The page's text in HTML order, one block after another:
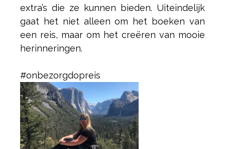
extra’s die ze kunnen bieden. Uiteindelijk
gaat het niet alleen om het boeken van
een reis, maar om het creëren van mooie
herinneringen.
#onbezorgdopreis